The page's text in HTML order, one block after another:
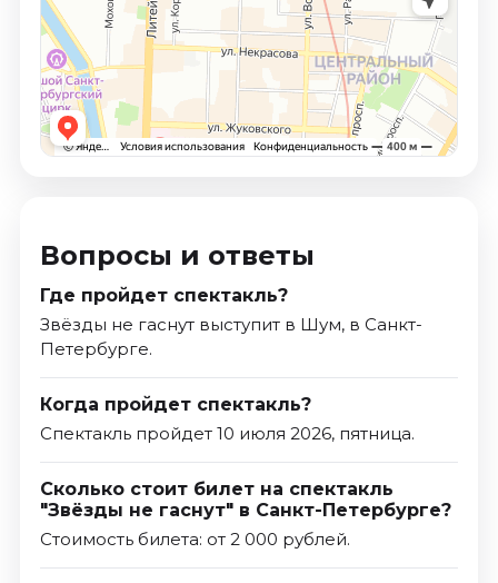
Вопросы и ответы
Где пройдет спектакль?
Звёзды не гаснут выступит в Шум, в Санкт-
Петербурге.
Когда пройдет спектакль?
Спектакль пройдет 10 июля 2026, пятница.
Сколько стоит билет на спектакль
"Звёзды не гаснут" в Санкт-Петербурге?
Стоимость билета: от 2 000 рублей.